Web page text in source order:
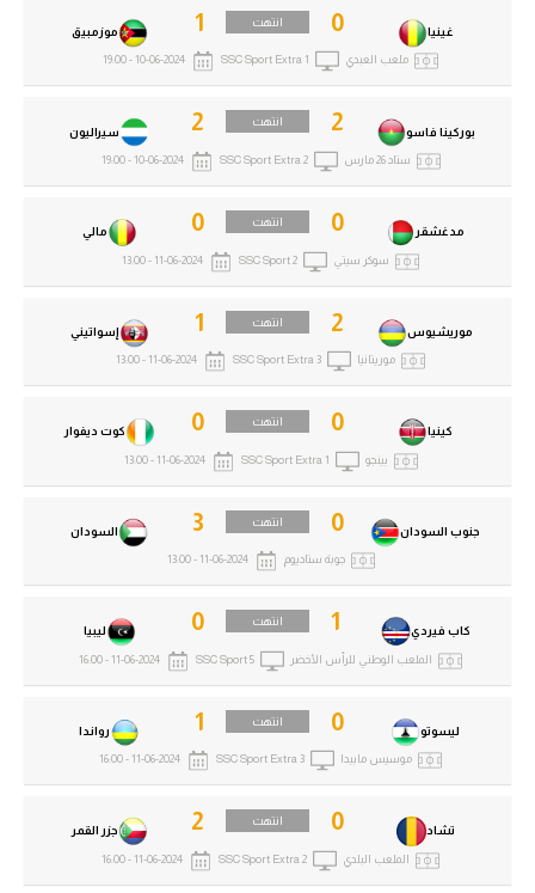
تشاد 0 انتهت
جزر القمر 2
الملعب البلدي SSC Sport Extra 2
11-06-2024 - 16:00
ليسوتو 0 انتهت
رواندا 1
موسيس مابيدا SSC Sport Extra 3
11-06-2024 - 16:00
كاب فيردي 1 انتهت
ليبيا 0
الملعب الوطني للرأس الأخضر SSC Sport 5
11-06-2024 - 16:00
جنوب السودان 0 انتهت
السودان 3
جوبة ستاديوم 11-06-2024 - 13:00
كينيا 0 انتهت
كوت ديفوار 0
بينجو SSC Sport Extra 1
11-06-2024 - 13:00
موريشيوس 2 انتهت
إسواتيني 1
موريتانيا SSC Sport Extra 3
11-06-2024 - 13:00
مدغشقر 0 انتهت
مالي 0
سوكر سيتي SSC Sport 2
11-06-2024 - 13:00
بوركينا فاسو 2 انتهت
سيراليون 2
ستاد 26 مارس SSC Sport Extra 2
10-06-2024 - 19:00
غينيا 0 انتهت
موزمبيق 1
ملعب العبدي SSC Sport Extra 1
10-06-2024 - 19:00